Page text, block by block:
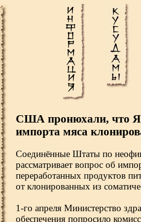
США пронюхали, что
импорта мяса
Соединённые Штаты по
рассматривает вопрос об
переработанных продуктов
от клонированных из
1-го апреля Министерство
обеспечения попросило